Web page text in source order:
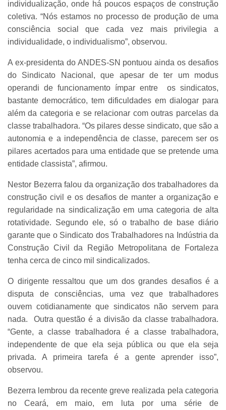
individualização, onde há poucos espaços de construção
coletiva. “Nós estamos no processo de produção de uma
consciência social que cada vez mais privilegia a
individualidade, o individualismo”, observou.
A ex-presidenta do ANDES-SN pontuou ainda os desafios
do Sindicato Nacional, que apesar de ter um modus
operandi de funcionamento ímpar entre os sindicatos,
bastante democrático, tem dificuldades em dialogar para
além da categoria e se relacionar com outras parcelas da
classe trabalhadora. “Os pilares desse sindicato, que são a
autonomia e a independência de classe, parecem ser os
pilares acertados para uma entidade que se pretende uma
entidade classista”, afirmou.
Nestor Bezerra falou da organização dos trabalhadores da
construção civil e os desafios de manter a organização e
regularidade na sindicalização em uma categoria de alta
rotatividade. Segundo ele, só o trabalho de base diário
garante que o Sindicato dos Trabalhadores na Indústria da
Construção Civil da Região Metropolitana de Fortaleza
tenha cerca de cinco mil sindicalizados.
O dirigente ressaltou que um dos grandes desafios é a
disputa de consciências, uma vez que trabalhadores
ouvem cotidianamente que sindicatos não servem para
nada. Outra questão é a divisão da classe trabalhadora.
“Gente, a classe trabalhadora é a classe trabalhadora,
independente de que ela seja pública ou que ela seja
privada. A primeira tarefa é a gente aprender isso”,
observou.
Bezerra lembrou da recente greve realizada pela categoria
no Ceará, em maio, em luta por uma série de